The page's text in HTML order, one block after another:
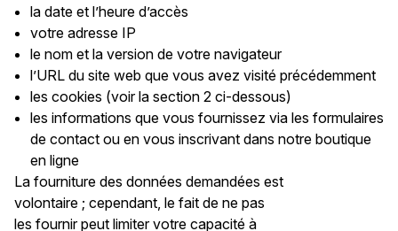
la date et l’heure d’accès
votre adresse IP
le nom et la version de votre navigateur
l’URL du site web que vous avez visité précédemment
les cookies (voir la section 2 ci-dessous)
les informations que vous fournissez via les formulaires
de contact ou en vous inscrivant dans notre boutique
en ligne
La fourniture des données demandées est
volontaire ; cependant, le fait de ne pas
les fournir peut limiter votre capacité à